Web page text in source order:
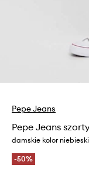
Pepe Jeans
Pepe Jeans
damskie kolor
-50%